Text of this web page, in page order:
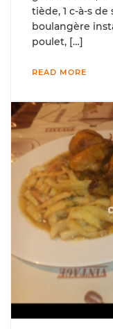
tiède, 1 c-à-s de
boulangère
poulet, […]
READ MORE